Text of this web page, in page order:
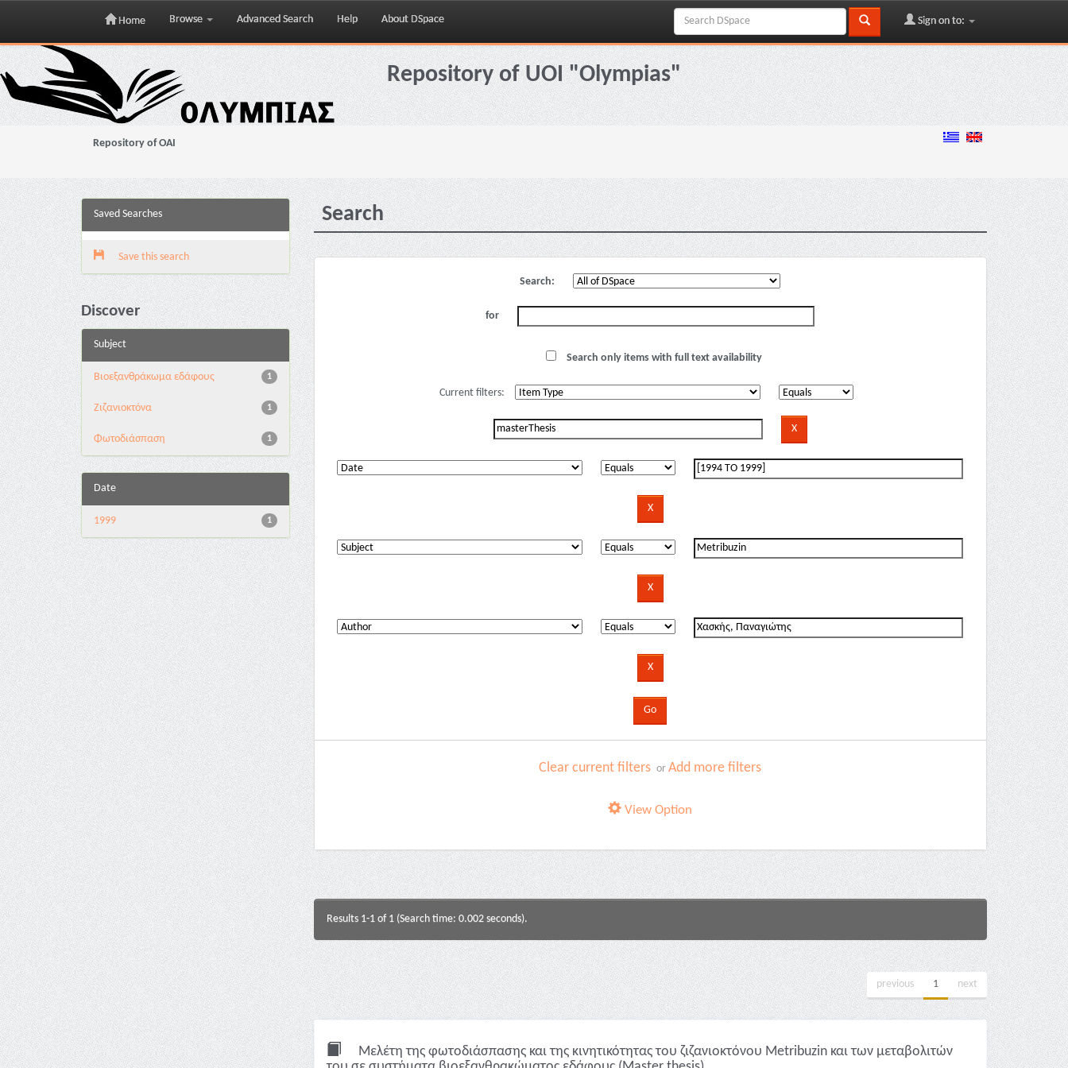
Skip
navigation
Home Browse Advanced Search Help About DSpace Sign on to:
Repository of UOI "Olympias"
Repository of OAI
Saved Searches
Save this search
Discover
Subject
1
Βιοεξανθράκωμα εδάφους
1
Ζιζανιοκτόνα
1
Φωτοδιάσπαση
Date
1
1999
Search
Search:
for
Search only items with full text availability
Current filters:
Clear current filters orAdd more filters
View Option
Results 1-1 of 1 (Search time: 0.002 seconds).
previous 1 next
Μελέτη της φωτοδιάσπασης και της κινητικότητας του ζιζανιοκτόνου Metribuzin και των μεταβολιτών